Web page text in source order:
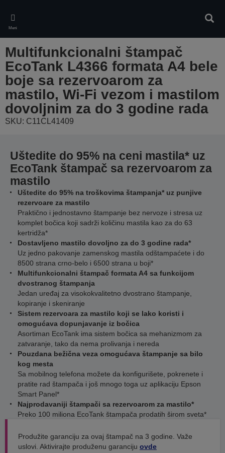
main
content
Meni
Multifunkcionalni štampač
EcoTank L4366 formata A4 bele
boje sa rezervoarom za
mastilo, Wi-Fi vezom i mastilom
dovoljnim za do 3 godine rada
SKU: C11CL41409
Uštedite do 95% na ceni mastila* uz
EcoTank štampač sa rezervoarom za
mastilo
Uštedite do 95% na troškovima štampanja* uz punjive
rezervoare za mastilo
Praktično i jednostavno štampanje bez nervoze i stresa uz
komplet bočica koji sadrži količinu mastila kao za do 63
kertridža*
Dostavljeno mastilo dovoljno za do 3 godine rada*
Uz jedno pakovanje zamenskog mastila odštampaćete i do
8500 strana crno-belo i 6500 strana u boji*
Multifunkcionalni štampač formata A4 sa funkcijom
dvostranog štampanja
Jedan uređaj za visokokvalitetno dvostrano štampanje,
kopiranje i skeniranje
Sistem rezervoara za mastilo koji se lako koristi i
omogućava dopunjavanje iz bočica
Asortiman EcoTank ima sistem bočica sa mehanizmom za
zatvaranje, tako da nema prolivanja i nereda
Pouzdana bežična veza omogućava štampanje sa bilo
kog mesta
Sa mobilnog telefona možete da konfigurišete, pokrenete i
pratite rad štampača i još mnogo toga uz aplikaciju Epson
Smart Panel*
Najprodavaniji štampači sa rezervoarom za mastilo*
Preko 100 miliona EcoTank štampača prodatih širom sveta*
Produžite garanciju za ovaj štampač na 3 godine. Važe
uslovi. Aktivirajte produženu garanciju ovde